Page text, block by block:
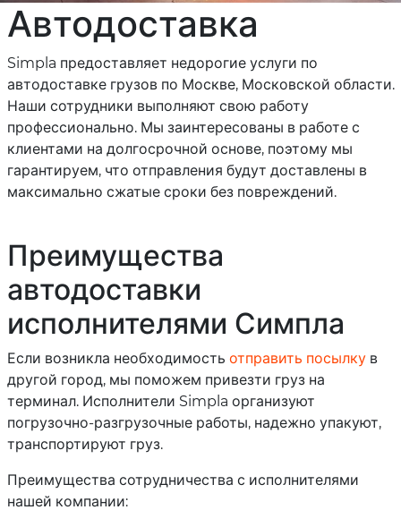
Автодоставка
Simpla предоставляет недорогие услуги по
автодоставке грузов по Москве, Московской области.
Наши сотрудники выполняют свою работу
профессионально. Мы заинтересованы в работе с
клиентами на долгосрочной основе, поэтому мы
гарантируем, что отправления будут доставлены в
максимально сжатые сроки без повреждений.
Преимущества
автодоставки
исполнителями Симпла
Если возникла необходимость отправить посылкув
другой город, мы поможем привезти груз на
терминал. Исполнители Simpla организуют
погрузочно-разгрузочные работы, надежно упакуют,
транспортируют груз.
Преимущества сотрудничества с исполнителями
нашей компании: